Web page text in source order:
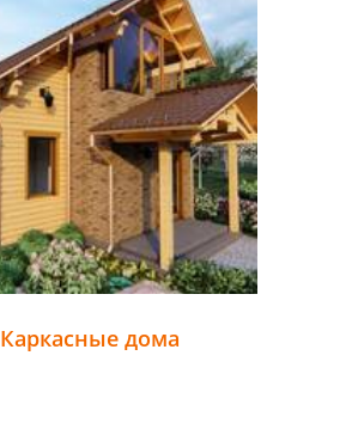
Каркасные дома